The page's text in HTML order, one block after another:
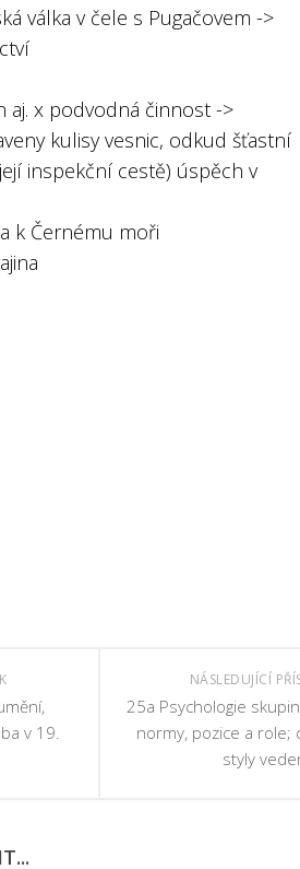
válka v čele s Pugačovem ->
aj. x podvodná činnost ->
kulisy vesnic, odkud šťastní
inspekční cestě) úspěch v
k Černému moři
NÁSLEDUJÍCÍ
25a Psychologie
normy, pozice a role;
styly
v 19.